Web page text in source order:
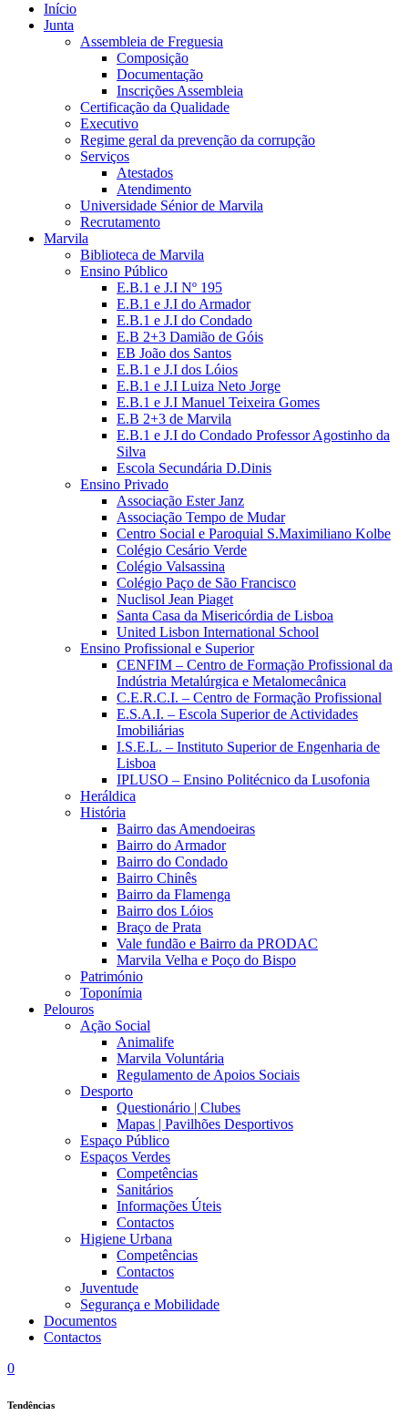
Início
Junta
Assembleia de Freguesia
Composição
Documentação
Inscrições Assembleia
Certificação da Qualidade
Executivo
Regime geral da prevenção da corrupção
Serviços
Atestados
Atendimento
Universidade Sénior de Marvila
Recrutamento
Marvila
Biblioteca de Marvila
Ensino Público
E.B.1 e J.I Nº 195
E.B.1 e J.I do Armador
E.B.1 e J.I do Condado
E.B 2+3 Damião de Góis
EB João dos Santos
E.B.1 e J.I dos Lóios
E.B.1 e J.I Luiza Neto Jorge
E.B.1 e J.I Manuel Teixeira Gomes
E.B 2+3 de Marvila
E.B.1 e J.I do Condado Professor Agostinho da
Silva
Escola Secundária D.Dinis
Ensino Privado
Associação Ester Janz
Associação Tempo de Mudar
Centro Social e Paroquial S.Maximiliano Kolbe
Colégio Cesário Verde
Colégio Valsassina
Colégio Paço de São Francisco
Nuclisol Jean Piaget
Santa Casa da Misericórdia de Lisboa
United Lisbon International School
Ensino Profissional e Superior
CENFIM – Centro de Formação Profissional da
Indústria Metalúrgica e Metalomecânica
C.E.R.C.I. – Centro de Formação Profissional
E.S.A.I. – Escola Superior de Actividades
Imobiliárias
I.S.E.L. – Instituto Superior de Engenharia de
Lisboa
IPLUSO – Ensino Politécnico da Lusofonia
Heráldica
História
Bairro das Amendoeiras
Bairro do Armador
Bairro do Condado
Bairro Chinês
Bairro da Flamenga
Bairro dos Lóios
Braço de Prata
Vale fundão e Bairro da PRODAC
Marvila Velha e Poço do Bispo
Património
Toponímia
Pelouros
Ação Social
Animalife
Marvila Voluntária
Regulamento de Apoios Sociais
Desporto
Questionário | Clubes
Mapas | Pavilhões Desportivos
Espaço Público
Espaços Verdes
Competências
Sanitários
Informações Úteis
Contactos
Higiene Urbana
Competências
Contactos
Juventude
Segurança e Mobilidade
Documentos
Contactos
0
Tendências